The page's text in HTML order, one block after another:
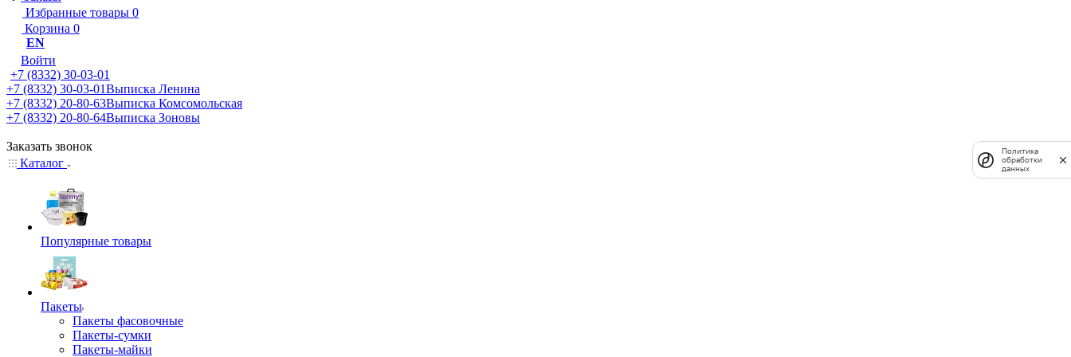
Избранные товары 0
Корзина 0
EN
Войти
+7 (8332) 30-03-01
+7 (8332) 30-03-01Выписка Ленина
+7 (8332) 20-80-63Выписка Комсомольская
+7 (8332) 20-80-64Выписка Зоновы
Заказать звонок
Каталог
Популярные товары
Пакеты
Пакеты фасовочные
Пакеты-сумки
Пакеты-майки
Политика
обработки
данных